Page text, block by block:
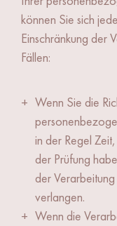
können Sie sich
Einschränkung der
Fällen:
Wenn Sie die
in der Regel
der Prüfung
der
verlangen.
Wenn die